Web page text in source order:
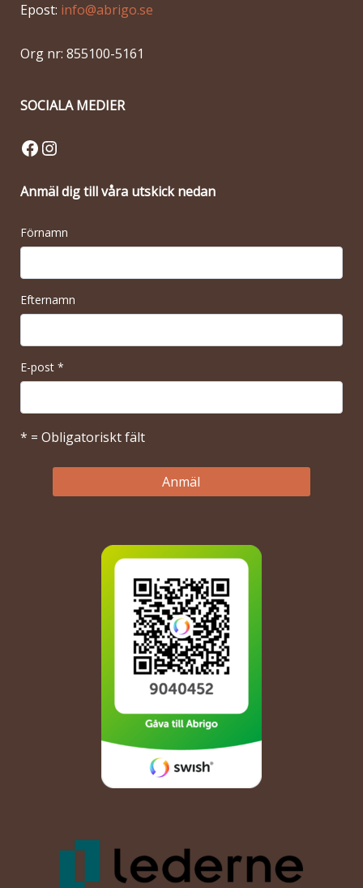
Epost: info@abrigo.se
Org nr: 855100-5161
SOCIALA MEDIER
Facebook
Instagram
Anmäl dig till våra utskick nedan
Förnamn
Efternamn
E-post *
* = Obligatoriskt fält